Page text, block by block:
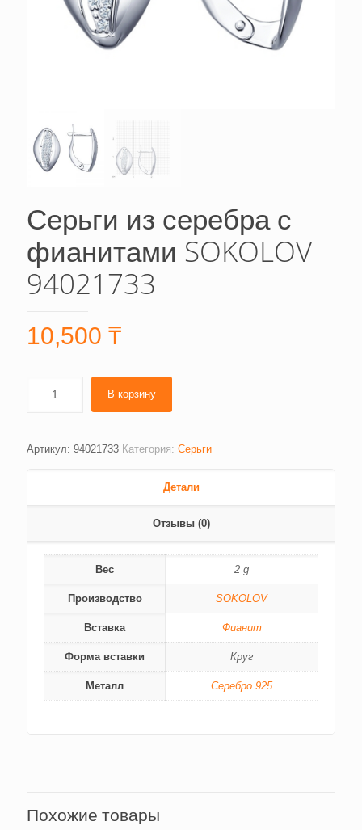
Серьги из серебра с
фианитами SOKOLOV
94021733
10,500 ₸
В корзину
Артикул: 94021733 Категория: Серьги
Детали
Отзывы (0)
Вес 2 g
Производство SOKOLOV
Вставка Фианит
Форма вставки Круг
Металл Серебро 925
Похожие товары